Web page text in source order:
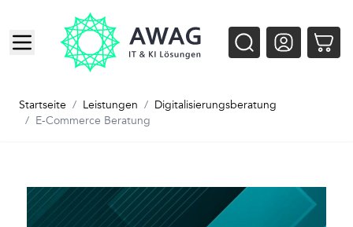
Zum Inhalt springen
Startseite / Leistungen / Digitalisierungsberatung
/ E-Commerce Beratung